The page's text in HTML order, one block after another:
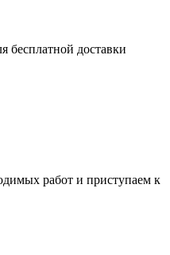
бесплатной доставки
работ и приступаем к